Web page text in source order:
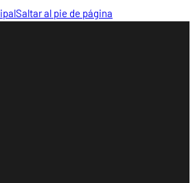
Saltar al pie de página